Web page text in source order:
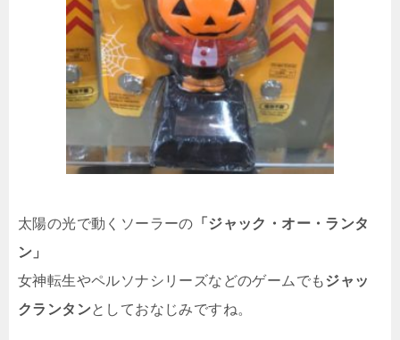
太陽の光で動くソーラーの 「ジャック・オー・ランタ
ン」
女神転生やペルソナシリーズなどのゲームでもジャッ
クランタンとしておなじみですね。